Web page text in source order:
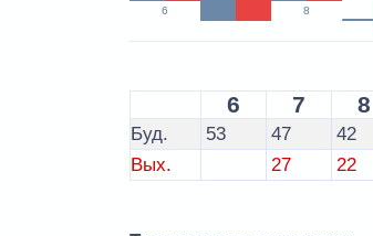
6 8
6 7 8
Буд. 53 47 42
Вых.
27 22